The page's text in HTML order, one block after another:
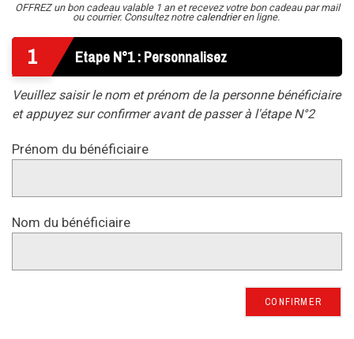
OFFREZ un bon cadeau valable 1 an et recevez votre bon cadeau par mail
ou courrier. Consultez notre calendrieren ligne.
1 Etape N°1 : Personnalisez
Veuillez saisir le nom et prénom de la personne bénéficiaire
et appuyez sur confirmer avant de passer à l'étape N°2
Prénom du bénéficiaire
Nom du bénéficiaire
CONFIRMER